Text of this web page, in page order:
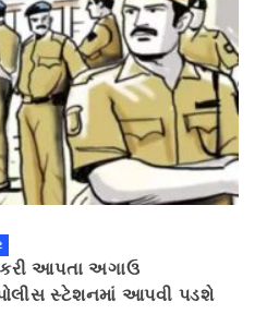
આપતા અગાઉ
પોલીસ સ્ટેશનમાં આપવી પડશે